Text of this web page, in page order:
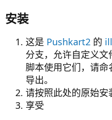
安装​
这是 Pushkart2 的
分支，允许自定义
脚本使用它们，请
导出。
请按照此处的原始安
享受